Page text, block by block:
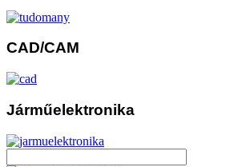
CAD/CAM
Járműelektronika